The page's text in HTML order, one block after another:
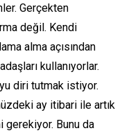
Gerçekten
değil. Kendi
alma açısından
kullanıyorlar.
diri tutmak istiyor.
ay itibari ile artık
gerekiyor. Bunu da